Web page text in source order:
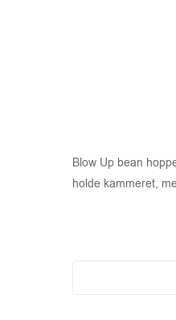
Blow Up bean
holde kammeret,